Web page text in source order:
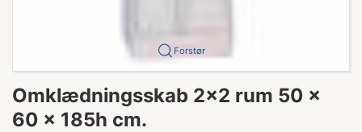
Forstør
Omklædningsskab 2x2 rum 50 x
60 x 185h cm.